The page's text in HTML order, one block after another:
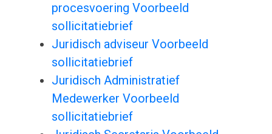
procesvoering Voorbeeld
sollicitatiebrief
Juridisch adviseur Voorbeeld
sollicitatiebrief
Juridisch Administratief
Medewerker Voorbeeld
sollicitatiebrief